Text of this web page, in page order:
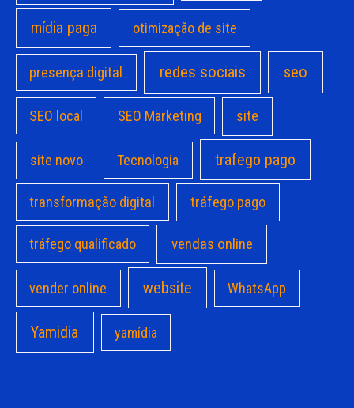
mídia paga otimização de site
presença digital redes sociais seo
SEO local SEO Marketing site
site novo Tecnologia trafego pago
transformação digital tráfego pago
tráfego qualificado vendas online
vender online website WhatsApp
Yamidia yamídia